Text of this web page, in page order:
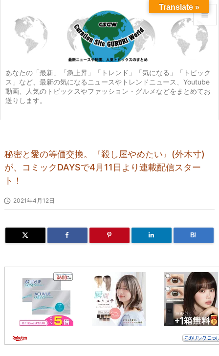
あなたの「最新」「急上昇」「トレンド」「気になる」「トピック
ス」など、最新の気になるニュースやトレンドニュース、Youtube
動画、人気のトピックスやファッション・グルメなどをまとめてお
送りします。


メニュ
サイド

前へ
秘密と愛の等価交換。『殺し屋やめたい』(外木寸)
が、コミックDAYSで4月11日より連載配信スター
ト！
 2021年4月12日
B!
Translate »